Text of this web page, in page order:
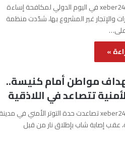
آفرين علو ـ xeber24.net في اليوم الدولي لمكافحة إساءة
والإتجار غير المشروع بها، شدّدت منظمة
»
مواطن أمام كنيسة..
تتصاعد في اللاذقية
سوز خليل ـ xeber24.net تصاعدت حدة التوتر الأمني في مدينة
عقب إصابة شاب بإطلاق نار من قبل